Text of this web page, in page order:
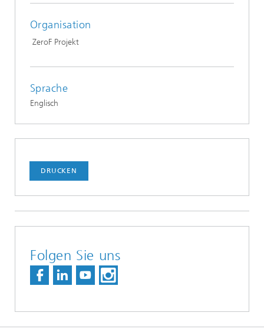
Organisation
ZeroF Projekt
Sprache
Englisch
DRUCKEN
Folgen Sie uns